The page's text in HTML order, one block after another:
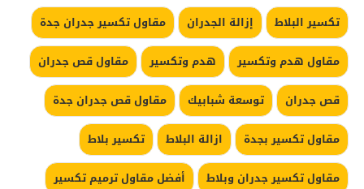
تكسير البلاط
إزالة الجدران
مقاول تكسير جدران جدة
مقاول هدم وتكسير
هدم وتكسير
مقاول قص جدران
قص جدران
توسعة شبابيك
مقاول قص جدران جدة
مقاول تكسير بجدة
ازالة البلاط
تكسير بلاط
مقاول تكسير جدران وبلاط
أفضل مقاول ترميم تكسير